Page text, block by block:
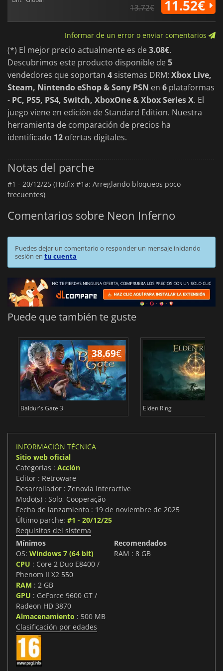
tecnología de Manhattan, cobra vida con unos efectos
es un emocionante viaje de alto octanaje tanto
para los fans de los shooters arcade clásicos como para los de
la acción moderna; una implacable fusión de estilo, velocidad
y estrategia que te mantendrá al borde del asiento de
principio a fin.
13.72€ 11.52€
Informar de un error o enviar comentarios
(*) El mejor precio actualmente es de3.08€.
Descubrimos este producto disponible de5
vendedores que soportan 4 sistemas DRM: Xbox Live,
Steam, Nintendo eShop & Sony PSN en 6 plataformas
- PC, PS5, PS4, Switch, XboxOne & Xbox Series X. El
juego viene en edición de Standard Edition. Nuestra
herramienta de comparación de precios ha
identificado 12 ofertas digitales.
Notas del parche
#1 - 20/12/25 (Hotfix #1a: Arreglando bloqueos poco
frecuentes)
Comentarios sobre Neon Inferno
Puedes dejar un comentario o responder un mensaje iniciando
sesión en tu cuenta
Puede que también te guste
38.69€
Baldur's Gate 3 Elden Ring
INFORMACIÓN TÉCNICA
Sitio web oficial
Categorías : Acción
Editor : Retroware
Desarrollador : Zenovia Interactive
Modo(s) : Solo, Cooperação
Fecha de lanzamiento : 19 de noviembre de 2025
Último parche: #1 - 20/12/25
Requisitos del sistema
Mínimos
OS: Windows 7 (64 bit)
CPU : Core 2 Duo E8400 /
Phenom II X2 550
RAM : 2 GB
GPU : GeForce 9600 GT /
Radeon HD 3870
Almacenamiento : 500 MB
Recomendados
RAM : 8 GB
Clasificación por edades